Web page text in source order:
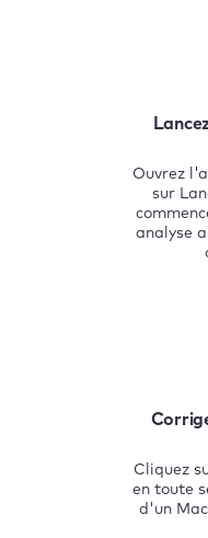
Ouvrez
sur
analyse
Cliquez
en toute
d'un